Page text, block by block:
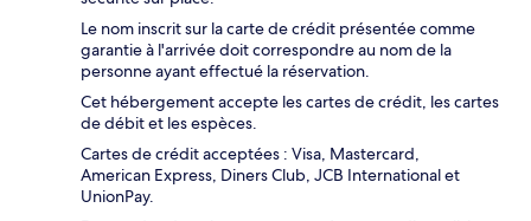
Le nom inscrit sur la carte de crédit présentée comme
garantie à l'arrivée doit correspondre au nom de la
personne ayant effectué la réservation.
Cet hébergement accepte les cartes de crédit, les cartes
de débit et les espèces.
Cartes de crédit acceptées : Visa, Mastercard,
American Express, Diners Club, JCB International et
UnionPay.